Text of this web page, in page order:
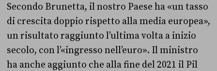
Secondo Brunetta, il nostro Paese ha «un tasso
di crescita doppio rispetto alla media europea»,
un risultato raggiunto l’ultima volta a inizio
secolo, con l’«ingresso nell’euro». Il ministro
ha anche aggiunto che alla fine del 2021 il Pil